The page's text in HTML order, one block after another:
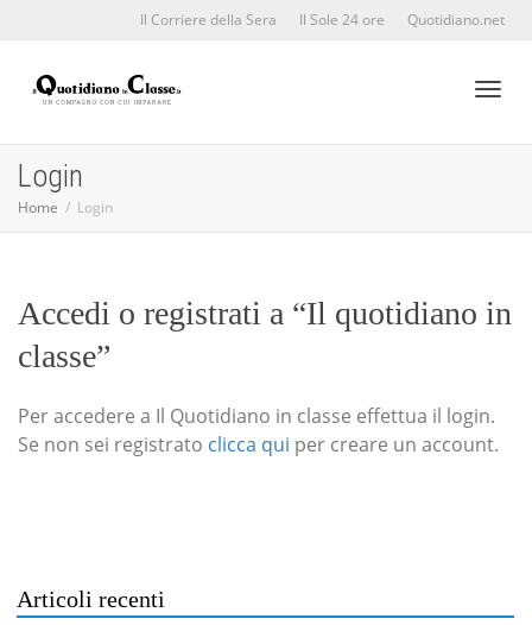
Il Corriere della Sera Il Sole 24 ore Quotidiano.net
Login
Home Login
Accedi o registrati a “Il quotidiano in
classe”
Per accedere a Il Quotidiano in classe effettua il login.
Se non sei registrato clicca qui per creare un account.
Articoli recenti